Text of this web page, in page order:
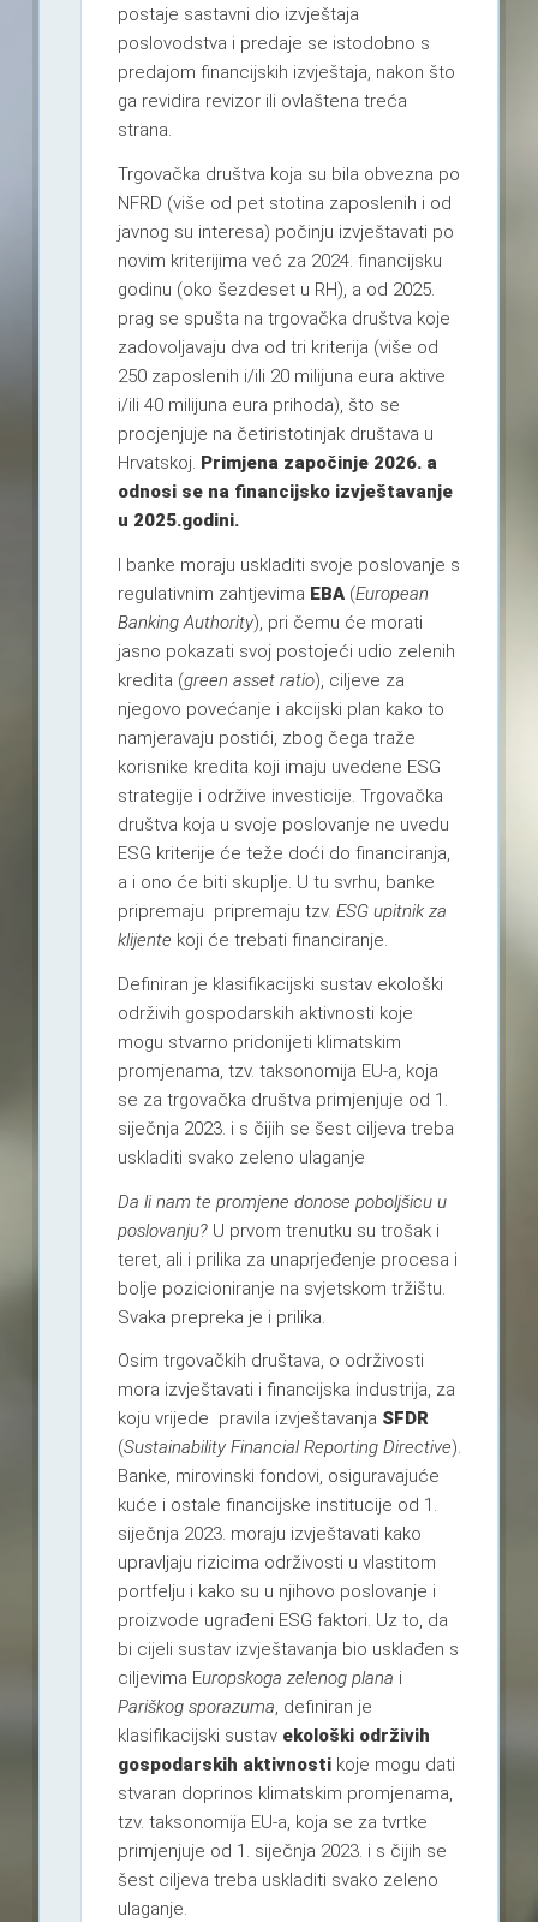
postaje sastavni dio izvještaja
poslovodstva i predaje se istodobno s
predajom financijskih izvještaja, nakon što
ga revidira revizor ili ovlaštena treća
strana.
Trgovačka društva koja su bila obvezna po
NFRD (više od pet stotina zaposlenih i od
javnog su interesa) počinju izvještavati po
novim kriterijima već za 2024. financijsku
godinu (oko šezdeset u RH), a od 2025.
prag se spušta na trgovačka društva koje
zadovoljavaju dva od tri kriterija (više od
250 zaposlenih i/ili 20 milijuna eura aktive
i/ili 40 milijuna eura prihoda), što se
procjenjuje na četiristotinjak društava u
Hrvatskoj. Primjena započinje 2026. a
odnosi se na financijsko izvještavanje
u 2025.godini.
I banke moraju uskladiti svoje poslovanje s
regulativnim zahtjevima EBA(European
Banking Authority), pri čemu će morati
jasno pokazati svoj postojeći udio zelenih
kredita (green asset ratio), ciljeve za
njegovo povećanje i akcijski plan kako to
namjeravaju postići, zbog čega traže
korisnike kredita koji imaju uvedene ESG
strategije i održive investicije. Trgovačka
društva koja u svoje poslovanje ne uvedu
ESG kriterije će teže doći do financiranja,
a i ono će biti skuplje. U tu svrhu, banke
pripremaju pripremaju tzv. ESG upitnik za
klijente koji će trebati financiranje.
Definiran je klasifikacijski sustav ekološki
održivih gospodarskih aktivnosti koje
mogu stvarno pridonijeti klimatskim
promjenama, tzv. taksonomija EU-a, koja
se za trgovačka društva primjenjuje od 1.
siječnja 2023. i s čijih se šest ciljeva treba
uskladiti svako zeleno ulaganje
Da li nam te promjene donose poboljšicu u
poslovanju?U prvom trenutku su trošak i
teret, ali i prilika za unaprjeđenje procesa i
bolje pozicioniranje na svjetskom tržištu.
Svaka prepreka je i prilika.
Osim trgovačkih društava, o održivosti
mora izvještavati i financijska industrija, za
koju vrijede pravila izvještavanja SFDR
(Sustainability Financial Reporting Directive).
Banke, mirovinski fondovi, osiguravajuće
kuće i ostale financijske institucije od 1.
siječnja 2023. moraju izvještavati kako
upravljaju rizicima održivosti u vlastitom
portfelju i kako su u njihovo poslovanje i
proizvode ugrađeni ESG faktori. Uz to, da
bi cijeli sustav izvještavanja bio usklađen s
ciljevima Europskoga zelenog plana i
Pariškog sporazuma, definiran je
klasifikacijski sustav ekološki održivih
gospodarskih aktivnostikoje mogu dati
stvaran doprinos klimatskim promjenama,
tzv. taksonomija EU-a, koja se za tvrtke
primjenjuje od 1. siječnja 2023. i s čijih se
šest ciljeva treba uskladiti svako zeleno
ulaganje.